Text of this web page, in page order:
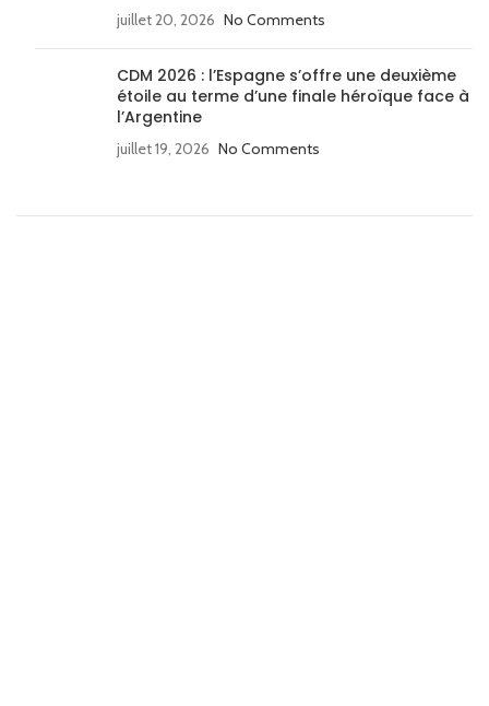
juillet 20, 2026 No Comments
CDM 2026 : l’Espagne s’offre une deuxième
étoile au terme d’une finale héroïque face à
l’Argentine
juillet 19, 2026 No Comments